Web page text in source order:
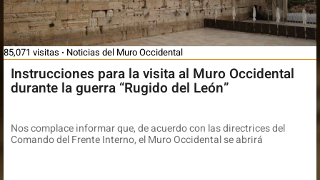
85,071 visitas Noticias del Muro Occidental
Instrucciones para la visita al Muro Occidental
durante la guerra “Rugido del León”
Nos complace informar que, de acuerdo con las directrices del
Comando del Frente Interno, el Muro Occidental se abrirá